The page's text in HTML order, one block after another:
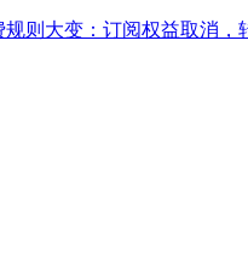
规则大变：订阅权益取消，